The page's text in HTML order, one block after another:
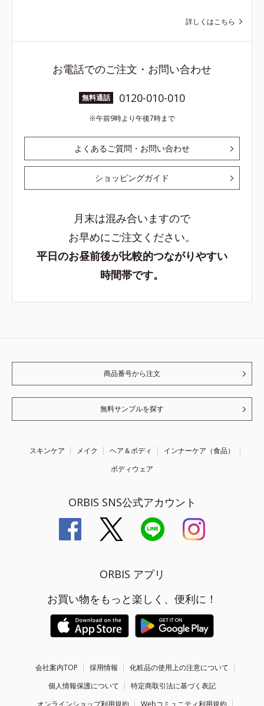
詳しくはこちら
お電話でのご注文・お問い合わせ
無料通話 0120-010-010
午前9時より午後7時まで
よくあるご質問・お問い合わせ
ショッピングガイド
月末は混み合いますので
お早めにご注文ください。
平日のお昼前後が比較的つながりやすい
時間帯です。
商品番号から注文
無料サンプルを探す
スキンケア メイク ヘア＆ボディ
インナーケア（食品）
ボディウェア
ORBIS SNS公式アカウント
ORBIS アプリ
お買い物をもっと楽しく、便利に！
会社案内TOP 採用情報
化粧品の使用上の注意について
個人情報保護について
特定商取引法に基づく表記